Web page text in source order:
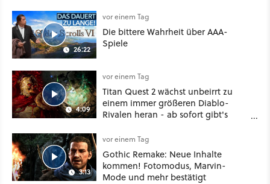
26:22
vor einem Tag
Die bittere Wahrheit über AAA-
Spiele
4:09
vor einem Tag
Titan Quest 2 wächst unbeirrt zu
einem immer größeren Diablo-
Rivalen heran - ab sofort gibt's
Klasse
3:13
vor einem Tag
Gothic Remake: Neue Inhalte
kommen! Fotomodus, Marvin-
Mode und mehr bestätigt